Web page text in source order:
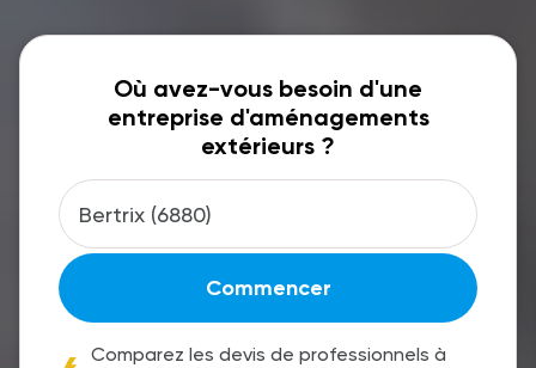
Où avez-vous besoin d'une
entreprise d'aménagements
extérieurs ?
Commencer
Comparez les devis de professionnels à